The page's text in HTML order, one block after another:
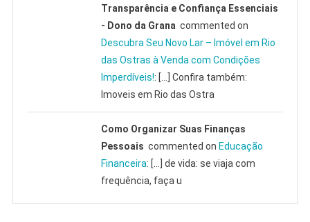
Transparência e Confiança Essenciais
- Dono da Grana commented on
Descubra Seu Novo Lar – Imóvel em Rio
das Ostras à Venda com Condições
Imperdíveis!: […] Confira também:
Imoveis em Rio das Ostra
Como Organizar Suas Finanças
Pessoais commented on Educação
Financeira: […] de vida: se viaja com
frequência, faça u